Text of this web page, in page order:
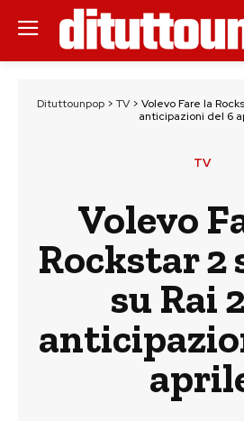
Dituttounpop > TV > Volevo Fare la
anticipazioni del 6
TV
Volevo
Rockstar 2
su Rai